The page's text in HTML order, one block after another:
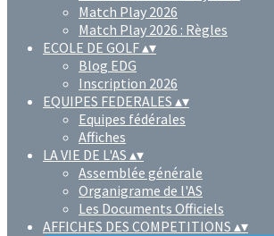
Match Play 2026
Match Play 2026 : Règles
ECOLE DE GOLF▴▾
Blog EDG
Inscription 2026
EQUIPES FEDERALES ▴▾
Equipes fédérales
Affiches
LA VIE DE L'AS ▴▾
Assemblée générale
Organigrame de l'AS
Les Documents Officiels
AFFICHES DES COMPETITIONS ▴▾